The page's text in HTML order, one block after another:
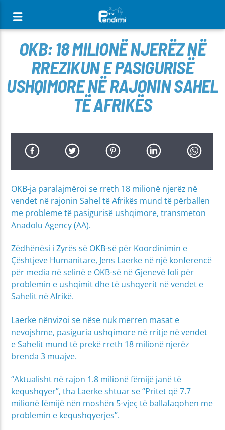
OKB: 18 MILIONË NJERËZ NË
RREZIKUN E PASIGURISË
USHQIMORE NË RAJONIN SAHEL
TË AFRIKËS
OKB-ja paralajmëroi se rreth 18 milionë njerëz në
vendet në rajonin Sahel të Afrikës mund të përballen
me probleme të pasigurisë ushqimore, transmeton
Anadolu Agency (AA).
Zëdhënësi i Zyrës së OKB-së për Koordinimin e
Çështjeve Humanitare, Jens Laerke në një konferencë
për media në selinë e OKB-së në Gjenevë foli për
problemin e ushqimit dhe të ushqyerit në vendet e
Sahelit në Afrikë.
Laerke nënvizoi se nëse nuk merren masat e
nevojshme, pasiguria ushqimore në rritje në vendet
e Sahelit mund të prekë rreth 18 milionë njerëz
brenda 3 muajve.
“Aktualisht në rajon 1.8 milionë fëmijë janë të
kequshqyer”, tha Laerke shtuar se “Pritet që 7.7
milionë fëmijë nën moshën 5-vjeç të ballafaqohen me
problemin e kequshqyerjes”.